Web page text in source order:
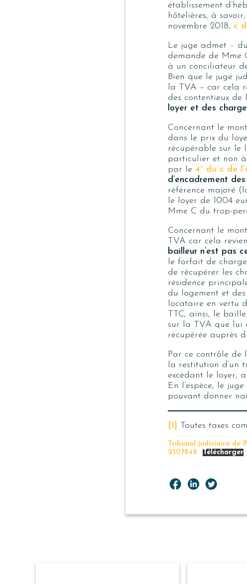
établissement
hôtelières, à
novembre 2018, c
Le juge admet –
demande de Mme
à un conciliateur
Bien que le juge
la TVA – car cela
des contentieux
loyer et des
Concernant le
dans le prix du
récupérable sur le
particulier et non à
par le 4° du c de
d’encadrement
référence majoré
le loyer de 1004
Mme C du trop-
Concernant le
TVA car cela
bailleur n’est pas
le forfait de
de récupérer les
résidence
du logement et
locataire en vertu
TTC, ainsi, le
sur la TVA que lui
récupérée auprès
Par ce contrôle de
la restitution d’un
excédant le loyer,
En l’espèce, le
pouvant donner
[1] Toutes taxes
Tribunal judiciaire de
2307848
Télécharger